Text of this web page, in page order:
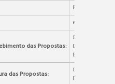
Pregão
em andamento
das Propostas:
DIA 20/05/
BRASÍLIA)
das Propostas:
08H:01M DO
DE BRASÍLIA).